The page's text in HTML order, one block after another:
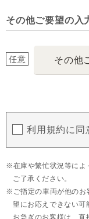
その他ご要望の入
任意 その他
利用規約に同
在庫や繁忙状況等に
ご了承ください。
ご指定の車両が他の
望にお応えできない可
お急ぎのお客様は、直